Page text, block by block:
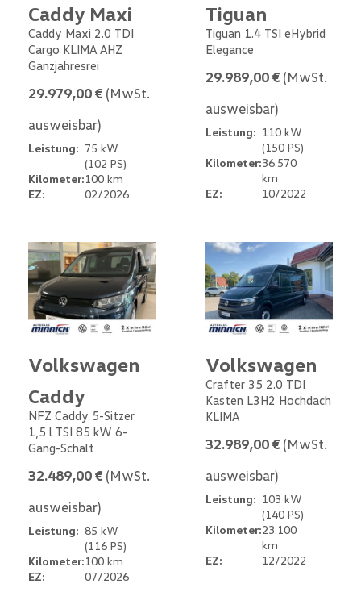
Caddy Maxi
Caddy Maxi 2.0 TDI
Cargo KLIMA AHZ
Ganzjahresrei
29.979,00 € (MwSt.
ausweisbar)
Leistung: 75 kW
(102 PS)
Kilometer:100 km
EZ:
02/2026
Tiguan
Tiguan 1.4 TSI eHybrid
Elegance
29.989,00 € (MwSt.
ausweisbar)
Leistung: 110 kW
(150 PS)
Kilometer:36.570
km
EZ:
10/2022
Volkswagen
Caddy
NFZ Caddy 5-Sitzer
1,5 l TSI 85 kW 6-
Gang-Schalt
32.489,00 € (MwSt.
ausweisbar)
Leistung: 85 kW
(116 PS)
Kilometer:100 km
EZ:
07/2026
Volkswagen
Crafter 35 2.0 TDI
Kasten L3H2 Hochdach
KLIMA
32.989,00 € (MwSt.
ausweisbar)
Leistung: 103 kW
(140 PS)
Kilometer:23.100
km
EZ:
12/2022